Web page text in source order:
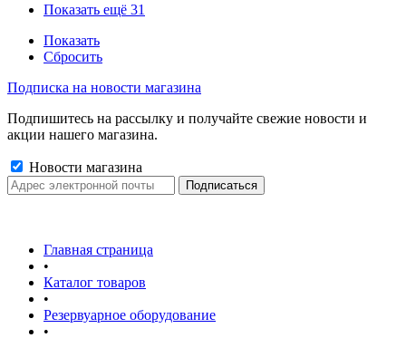
Показать ещё 31
Показать
Сбросить
Подписка на новости магазина
Подпишитесь на рассылку и получайте свежие новости и
акции нашего магазина.
Новости магазина
Главная страница
•
Каталог товаров
•
Резервуарное оборудование
•